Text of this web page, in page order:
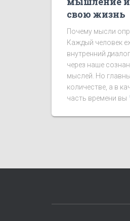
свою жизнь
Почему мысли
Каждый человек
внутренний
через наше
мыслей. Но
количестве, а в
часть времени вы